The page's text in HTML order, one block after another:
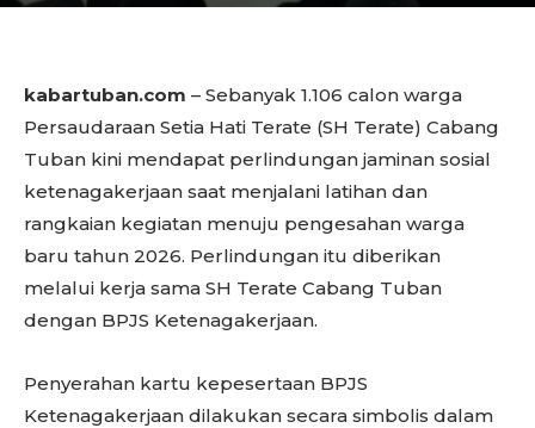
kabartuban.com – Sebanyak 1.106 calon warga
Persaudaraan Setia Hati Terate (SH Terate) Cabang
Tuban kini mendapat perlindungan jaminan sosial
ketenagakerjaan saat menjalani latihan dan
rangkaian kegiatan menuju pengesahan warga
baru tahun 2026. Perlindungan itu diberikan
melalui kerja sama SH Terate Cabang Tuban
dengan BPJS Ketenagakerjaan.
Penyerahan kartu kepesertaan BPJS
Ketenagakerjaan dilakukan secara simbolis dalam